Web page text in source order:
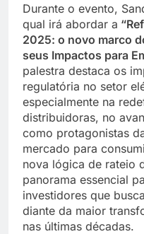
Durante o evento,
qual irá abordar a
2025: o novo marco
seus Impactos para
palestra destaca os
regulatória no setor
especialmente na
distribuidoras, no
como protagonistas
mercado para
nova lógica de rateio
panorama essencial
investidores que
diante da maior
nas últimas décadas.